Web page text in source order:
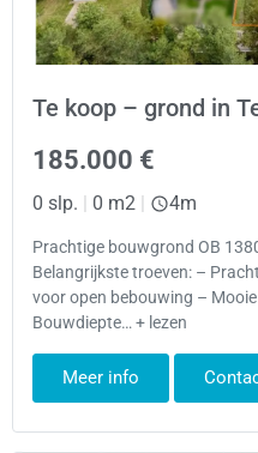
Te koop – grond in
185.000 €
0 slp. | 0 m2 | 4m
Prachtige bouwgrond OB
Belangrijkste troeven: –
voor open bebouwing –
Bouwdiepte… + lezen
Meer info